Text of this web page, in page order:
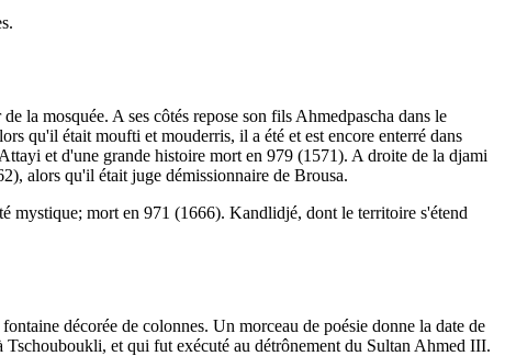
la mosquée. A ses côtés repose son fils Ahmedpascha dans le
qu'il était moufti et mouderris, il a été et est encore enterré dans
et d'une grande histoire mort en 979 (1571). A droite de la djami
alors qu'il était juge démissionnaire de Brousa.
mystique; mort en 971 (1666). Kandlidjé, dont le territoire s'étend
décorée de colonnes. Un morceau de poésie donne la date de
et qui fut exécuté au détrônement du Sultan Ahmed III.